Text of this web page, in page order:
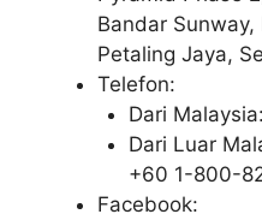
Bandar
Petaling Jaya,
Telefon:
Dari Malaysia:
Dari Luar
+60 1-800-
Facebook: